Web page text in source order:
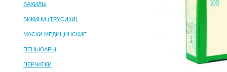
БАХИЛЫ
БИКИНИ (ТРУСИКИ)
МАСКИ МЕДИЦИНСКИЕ
ПЕНЬЮАРЫ
ПЕРЧАТКИ